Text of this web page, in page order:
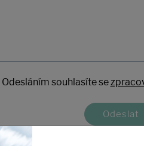
Odesláním souhlasíte se
Odeslat